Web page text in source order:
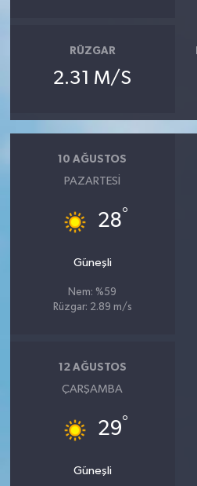
RÜZGAR
2.31 M/S
10 AĞUSTOS
PAZARTESI
28°
Güneşli
Nem: %59
Rüzgar: 2.89 m/s
12 AĞUSTOS
ÇARŞAMBA
29°
Güneşli